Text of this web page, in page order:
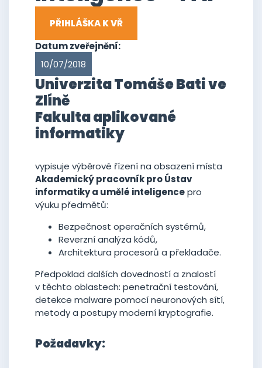
PŘIHLÁŠKA K VŘ
Datum zveřejnění:
10/07/2018
Univerzita Tomáše Bati ve
Zlíně
Fakulta aplikované
informatiky
vypisuje výběrové řízení na obsazení místa
Akademický pracovník pro Ústav
informatiky a umělé inteligencepro
výuku předmětů:
Bezpečnost operačních systémů,
Reverzní analýza kódů,
Architektura procesorů a překladače.
Předpoklad dalších dovedností a znalostí
v těchto oblastech: penetrační testování,
detekce malware pomocí neuronových sítí,
metody a postupy moderní kryptografie.
Požadavky: